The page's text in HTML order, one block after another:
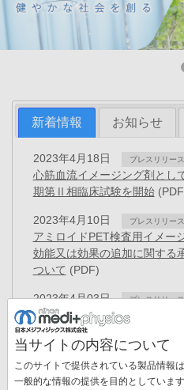
新着情報 お知らせ
2023年4月18日 プレスリリース
心筋血流イメージング剤とし
期第Ⅱ相臨床試験を開始
2023年4月10日 プレスリリース
アミロイドPET検査用イメー
効能又は効果の追加に関する
ついて (PDF)
2023年4月03日 プレスリリース
日本メジフィジックス株式会
た(PDF)
2023年3月30日 プレスリリース
役員異動に関するお知らせ
当サイトの内容について
このサイトで提供されている製品情報
一般的な情報の提供を目的としていま